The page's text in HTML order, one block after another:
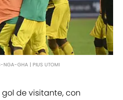
NGA-GHA | PIUS UTOMI
de visitante, con